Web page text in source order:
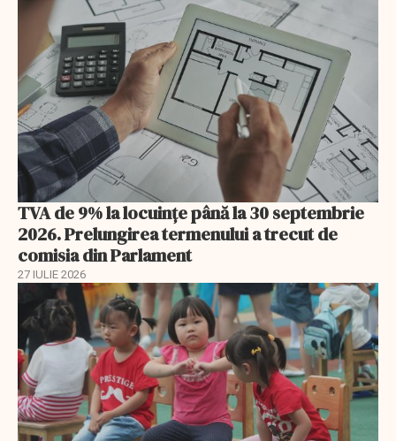
TVA de 9% la locuințe până la 30 septembrie
2026. Prelungirea termenului a trecut de
comisia din Parlament
27 IULIE 2026